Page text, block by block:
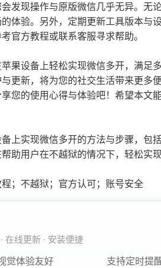
发现操作与原版微信几乎无异。无
体验。另外，定期更新工具版本与
官方教程或联系客服寻求帮助。
果设备上轻松实现微信多开，满足
更新，将为您的社交生活带来更多
您的使用心得与体验吧！希望本文
上实现微信多开的方法与步骤，包
助用户在不越狱的情况下，轻松实
；不越狱；官方认可；账号安全
在线更新 · 安装便捷
觉体验友好
支持定时提